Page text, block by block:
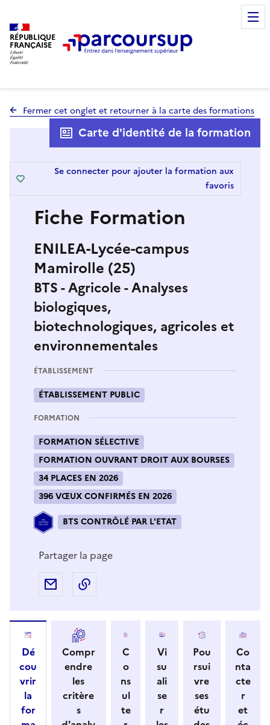
RÉPUBLIQUE
FRANÇAISE
Fermer cet onglet et retourner à la carte des formations
Fiche Formation
ENILEA-Lycée-campus
Mamirolle (25)
BTS - Agricole - Analyses
biologiques,
biotechnologiques, agricoles et
environnementales
Carte d'identité de la formation
Se connecter pour ajouter la formation aux
favoris
ÉTABLISSEMENT
ÉTABLISSEMENT PUBLIC
FORMATION
FORMATION SÉLECTIVE
FORMATION OUVRANT DROIT AUX BOURSES
34 PLACES EN 2026
396 VŒUX CONFIRMÉS EN 2026
BTS CONTRÔLÉ PAR L'ETAT
Partager la page
Partager par e-mail
Dé
cou
vrir
la
for
Compr
endre
les
critère
s
C
o
ns
ul
te
Vi
su
ali
se
r
Pou
rsui
vre
ses
étu
Co
nta
cte
r
et